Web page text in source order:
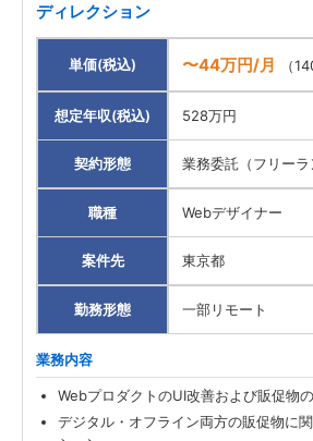
ディレクション
単価(税込) 〜44万円/月 （
想定年収(税込) 528万円
契約形態 業務委託（フリーラ
職種 Webデザイナー
案件先 東京都
勤務形態 一部リモート
業務内容
WebプロダクトのUI改善および販促物
デジタル・オフライン両方の販促物に